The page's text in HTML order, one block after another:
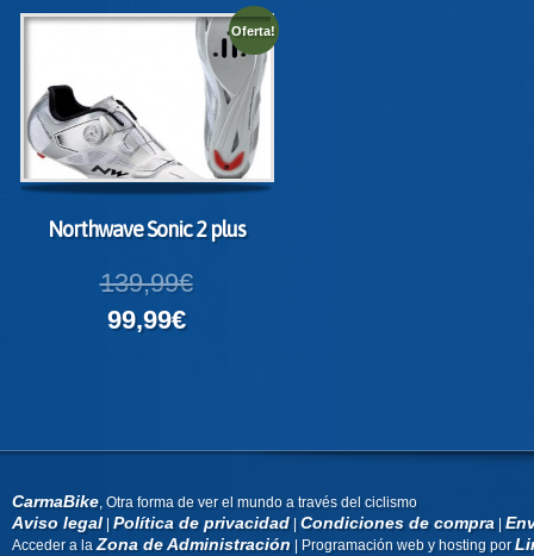
Oferta!
Northwave Sonic 2 plus
139,99€
99,99€
CarmaBike, Otra forma de ver el mundo a través del ciclismo
Aviso legal|Política de privacidad|Condiciones de compra|
Acceder a laZona de Administración| Programación web y hosting por